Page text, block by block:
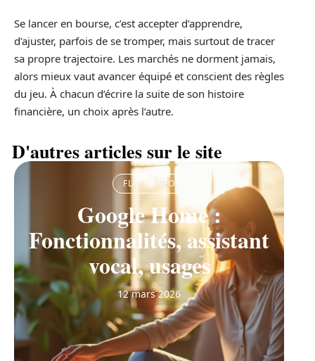
Se lancer en bourse, c’est accepter d’apprendre,
d’ajuster, parfois de se tromper, mais surtout de tracer
sa propre trajectoire. Les marchés ne dorment jamais,
alors mieux vaut avancer équipé et conscient des règles
du jeu. À chacun d’écrire la suite de son histoire
financière, un choix après l’autre.
D'autres articles sur le site
FLASH INFO
Google Home :
Fonctionnalités, assistant
vocal, usages
12 mars 2026